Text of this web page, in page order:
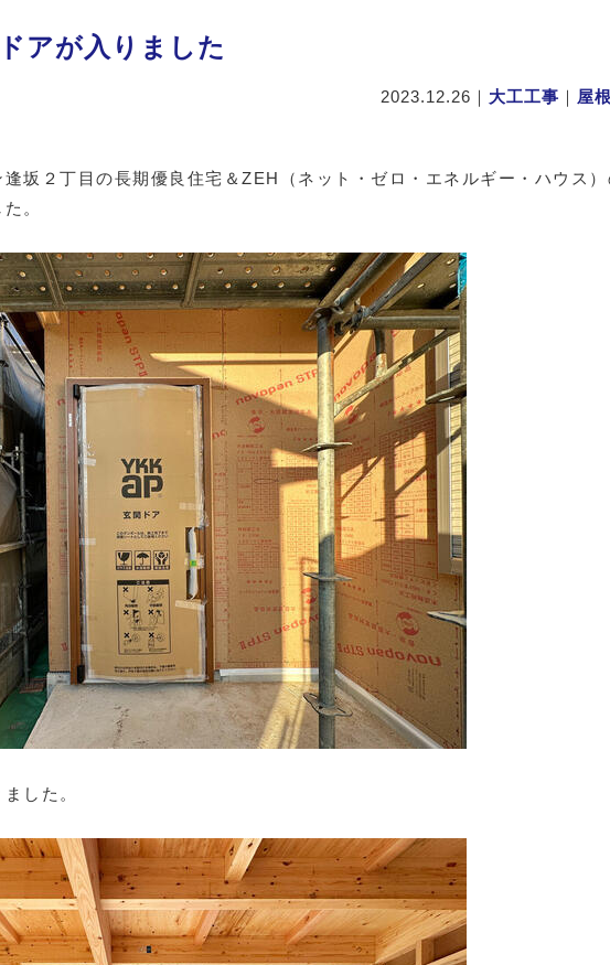
アが入りました
2023.12.26 ｜ 大工工事 ｜ 屋
坂２丁目の長期優良住宅＆ZEH（ネット・ゼロ・エネルギー・ハウス
。
した。